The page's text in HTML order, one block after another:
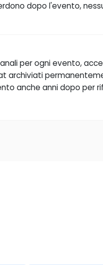
dopo l'evento,
per ogni evento,
archiviati
anche anni dopo per